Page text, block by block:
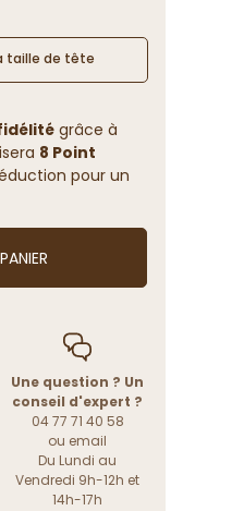
taille de tête
grâce à
8 Point
pour un
Une question ? Un
conseil d'expert ?
04 77 71 40 58
ou email
Du Lundi au
Vendredi 9h-12h et
14h-17h